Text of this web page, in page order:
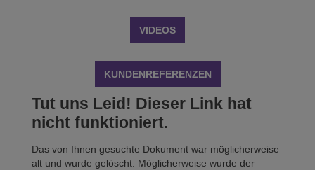
VIDEOS
KUNDENREFERENZEN
Tut uns Leid! Dieser Link hat
nicht funktioniert.
Das von Ihnen gesuchte Dokument war möglicherweise
alt und wurde gelöscht. Möglicherweise wurde der